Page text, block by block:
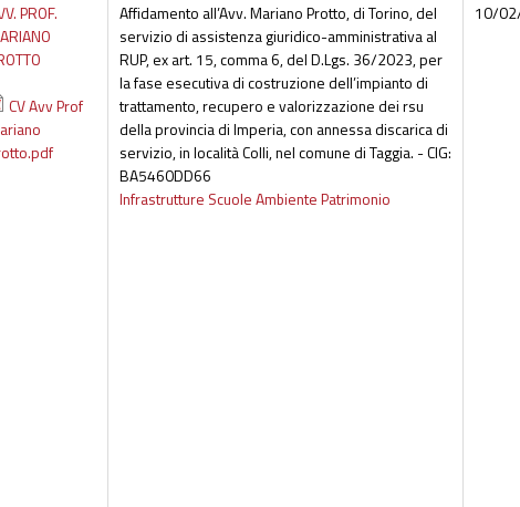
PROF.
CV Avv Prof
Affidamento all’Avv. Mariano Protto, di Torino, del
servizio di assistenza giuridico-amministrativa al
RUP, ex art. 15, comma 6, del D.Lgs. 36/2023, per
la fase esecutiva di costruzione dell’impianto di
trattamento, recupero e valorizzazione dei rsu
della provincia di Imperia, con annessa discarica di
servizio, in località Colli, nel comune di Taggia. - CIG:
BA5460DD66
Infrastrutture Scuole Ambiente Patrimonio
10/